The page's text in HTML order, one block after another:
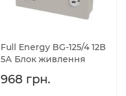
Full Energy BG-125/4 12В
5А Блок живлення
968 грн.